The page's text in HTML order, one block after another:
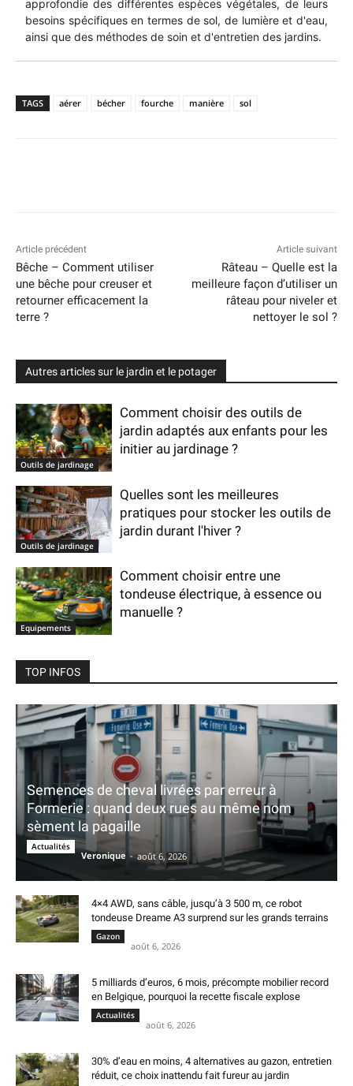
approfondie des différentes espèces végétales, de leurs
besoins spécifiques en termes de sol, de lumière et d'eau,
ainsi que des méthodes de soin et d'entretien des jardins.
TAGS aérer bécher fourche manière sol
Article précédent
Bêche – Comment utiliser
une bêche pour creuser et
retourner efficacement la
terre ?
Article suivant
Râteau – Quelle est la
meilleure façon d’utiliser un
râteau pour niveler et
nettoyer le sol ?
Autres articles sur le jardin et le potager
Outils de jardinage
Comment choisir des outils de
jardin adaptés aux enfants pour les
initier au jardinage ?
Outils de jardinage
Quelles sont les meilleures
pratiques pour stocker les outils de
jardin durant l'hiver ?
Equipements
Comment choisir entre une
tondeuse électrique, à essence ou
manuelle ?
TOP INFOS
Semences de cheval livrées par erreur à
Formerie : quand deux rues au même nom
sèment la pagaille
Actualités
Veronique - août 6, 2026
4×4 AWD, sans câble, jusqu’à 3 500 m, ce robot
tondeuse Dreame A3 surprend sur les grands terrains
Gazon
août 6, 2026
5 milliards d’euros, 6 mois, précompte mobilier record
en Belgique, pourquoi la recette fiscale explose
Actualités
août 6, 2026
30% d’eau en moins, 4 alternatives au gazon, entretien
réduit, ce choix inattendu fait fureur au jardin